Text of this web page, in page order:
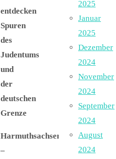
entdecken
Spuren
des
Judentums
und
der
deutschen
Grenze
Harmuthsachsen/Asbach
–
2025
Januar
2025
Dezember
2024
November
2024
September
2024
August
2024